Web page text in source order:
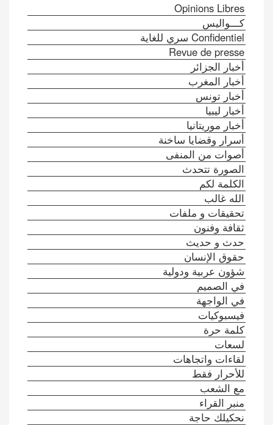
Opinions Libres
كـــواليس
Confidentiel سري للغاية
Revue de presse
أخبار الجزائر
أخبار المغرب
أخبار تونس
أخبار ليبيا
أخبار موريتانيا
أسرار وقضايا ساخنة
أصوات من المنفى
الصورة تتحدث
الكلمة لكم
الله غالب
تحقيقات و ملفات
ثقافة وفنون
حدث و حديث
حقوق الإنسان
شؤون عربية ودولية
في الصميم
في الواجهة
فيسبوكيات
كلمة حرة
لسعات
لقاءات واتجاهات
للأحرار فقط
مع الشعب
منبر القراء
نحكيلك حاجة